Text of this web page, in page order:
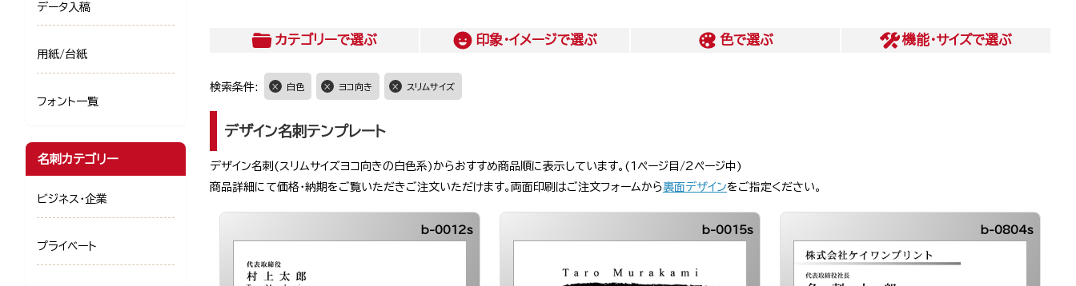
カテゴリーで選ぶ 印象・イメージで選ぶ 色で選ぶ 機能・サイズで選ぶ
検索条件: 白色 ヨコ向き スリムサイズ
デザイン名刺テンプレート
デザイン名刺(スリムサイズヨコ向きの白色系)からおすすめ商品順に表示しています。(1ページ目/2ページ中)
商品詳細にて価格・納期をご覧いただきご注文いただけます。両面印刷はご注文フォームから裏面デザインをご指定ください。
b-0012s b-0015s b-0804s
データ入稿
用紙/台紙
フォント一覧
名刺カテゴリー
ビジネス・企業
プライベート